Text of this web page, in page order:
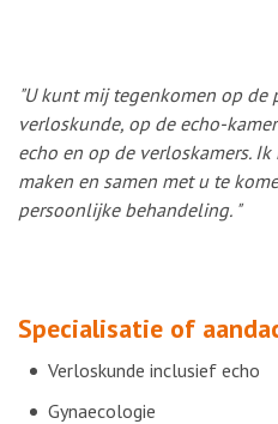
"U kunt mij tegenkomen op
verloskunde, op de echo-
echo en op de verloskamers.
maken en samen met u te
persoonlijke behandeling. "
Specialisatie of
Verloskunde inclusief echo
Gynaecologie